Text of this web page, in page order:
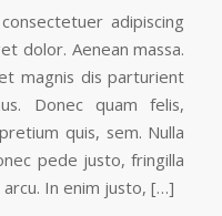
adipiscing
dolor. Aenean massa.
magnis dis parturient
Donec quam felis,
quis, sem. Nulla
pede justo, fringilla
In enim justo, […]